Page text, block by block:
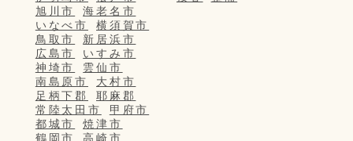
旭川市
海老名市
いなべ市
横須賀市
鳥取市
新居浜市
広島市
いすみ市
神埼市
雲仙市
南島原市
大村市
足柄下郡
耶麻郡
常陸太田市
甲府市
都城市
焼津市
鶴岡市
高崎市